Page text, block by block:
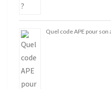
Quel code APE pour